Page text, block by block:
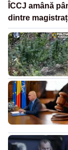
ÎCCJ amână
dintre